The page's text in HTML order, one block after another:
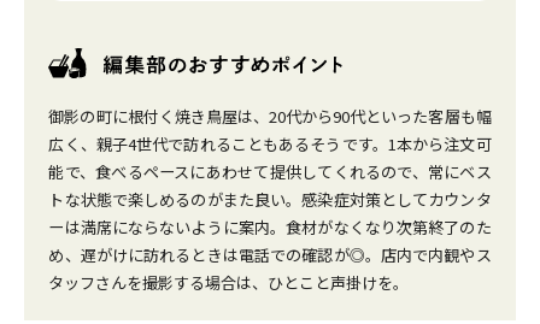
御影の町に根付く焼き鳥屋は、20代から90代といった客層も幅
広く、親子4世代で訪れることもあるそうです。1本から注文可
能で、食べるペースにあわせて提供してくれるので、常にベス
トな状態で楽しめるのがまた良い。感染症対策としてカウンタ
ーは満席にならないように案内。食材がなくなり次第終了のた
め、遅がけに訪れるときは電話での確認が◎。店内で内観やス
タッフさんを撮影する場合は、ひとこと声掛けを。